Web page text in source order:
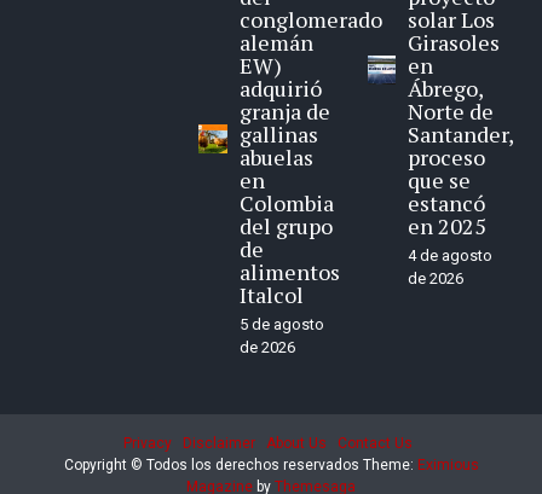
conglomerado
alemán
EW)
adquirió
granja de
gallinas
abuelas
en
Colombia
del grupo
de
alimentos
Italcol
5 de agosto
de 2026
solar Los
Girasoles
en
Ábrego,
Norte de
Santander,
proceso
que se
estancó
en 2025
4 de agosto
de 2026
Privacy Disclaimer About Us
Contact Us
Copyright © Todos los derechos reservados Theme: Eximious
Magazine by Themesaga